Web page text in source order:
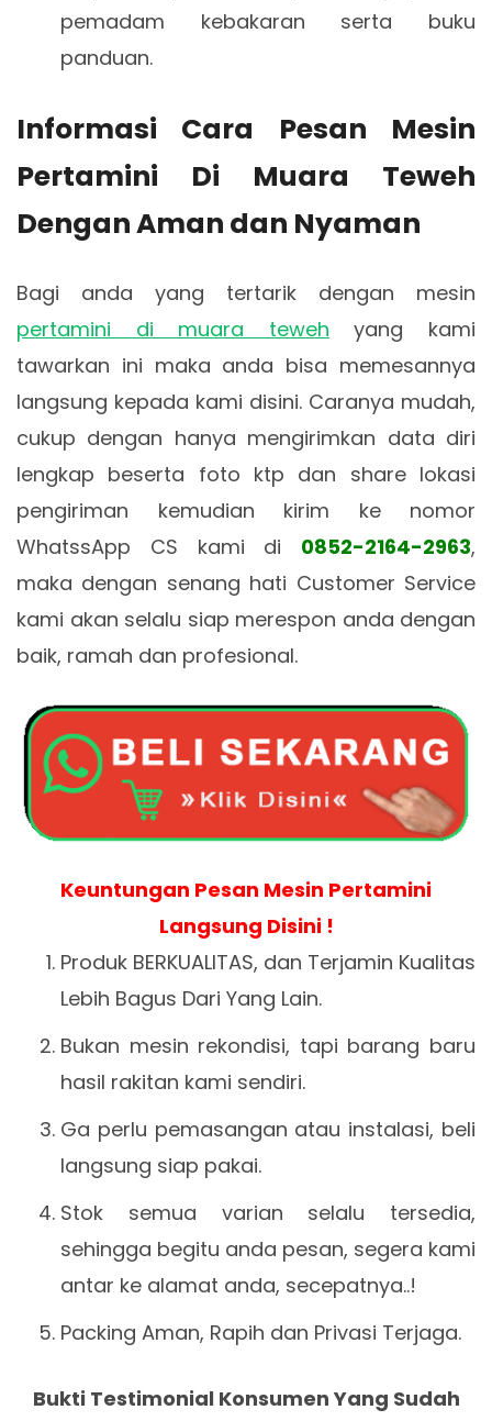
pemadam kebakaran serta buku
panduan.
Informasi Cara Pesan Mesin
Pertamini Di Muara Teweh
Dengan Aman dan Nyaman
Bagi anda yang tertarik dengan mesin
pertamini di muara teweh yang kami
tawarkan ini maka anda bisa memesannya
langsung kepada kami disini. Caranya mudah,
cukup dengan hanya mengirimkan data diri
lengkap beserta foto ktp dan share lokasi
pengiriman kemudian kirim ke nomor
WhatssApp CS kami di 0852-2164-2963,
maka dengan senang hati Customer Service
kami akan selalu siap merespon anda dengan
baik, ramah dan profesional.
Keuntungan Pesan Mesin Pertamini
Langsung Disini !
Produk BERKUALITAS, dan Terjamin Kualitas
Lebih Bagus Dari Yang Lain.
Bukan mesin rekondisi, tapi barang baru
hasil rakitan kami sendiri.
Ga perlu pemasangan atau instalasi, beli
langsung siap pakai.
Stok semua varian selalu tersedia,
sehingga begitu anda pesan, segera kami
antar ke alamat anda, secepatnya..!
Packing Aman, Rapih dan Privasi Terjaga.
Bukti Testimonial Konsumen Yang Sudah